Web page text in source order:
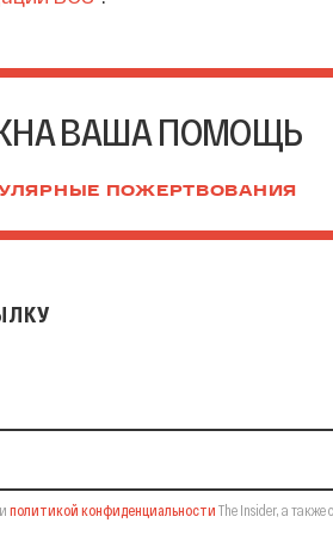
ВАША ПОМОЩЬ
ПОЖЕРТВОВАНИЯ
и политикой конфиденциальности The Insider, а также